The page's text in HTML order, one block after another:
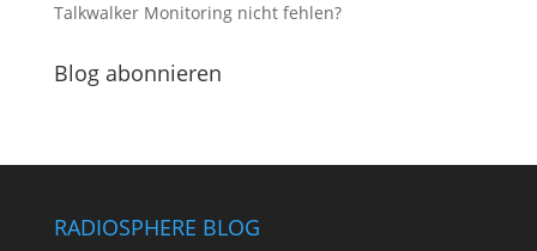
Talkwalker Monitoring nicht fehlen?
Blog abonnieren
RADIOSPHERE BLOG